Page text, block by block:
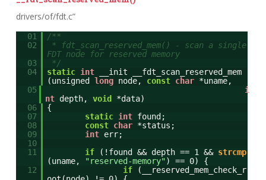
drivers/of/fdt.c”
01
/**
02
* fdt_scan_reserved_mem() - scan a single
FDT node for reserved memory
03
*/
04
static int
__init __fdt_scan_reserved_mem
(unsigned long node, const char *uname,
05
i
nt depth, void
*data)
06
{
07
static int found;
08
const char *status;
09
int err;
10
11
if (!found && depth == 1 && strcmp
(uname,
"reserved-memory") == 0) {
12
if
(__reserved_mem_check_r